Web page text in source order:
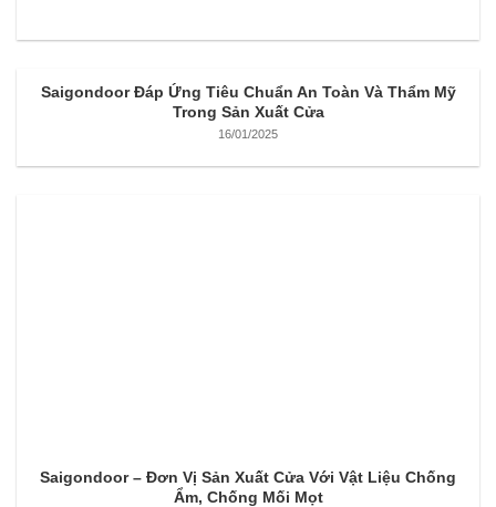
Saigondoor Đáp Ứng Tiêu Chuẩn An Toàn Và Thẩm Mỹ
Trong Sản Xuất Cửa
16/01/2025
Saigondoor – Đơn Vị Sản Xuất Cửa Với Vật Liệu Chống
Ẩm, Chống Mối Mọt